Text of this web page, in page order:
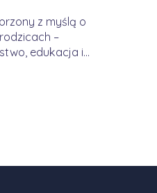
z myślą o
–
edukacja i
tempa,
której dzieci
bezpieczny,